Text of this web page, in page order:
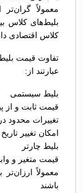
معمولاً
بلیط‌های کلاس
کلاس اقتصادی
تفاوت قیمت
عبارتند از:
بلیط سیستمی
قیمت ثابت و از
تغییرات محدود
امکان تغییر
بلیط چارتر
قیمت متغیر و
معمولاً
باشند